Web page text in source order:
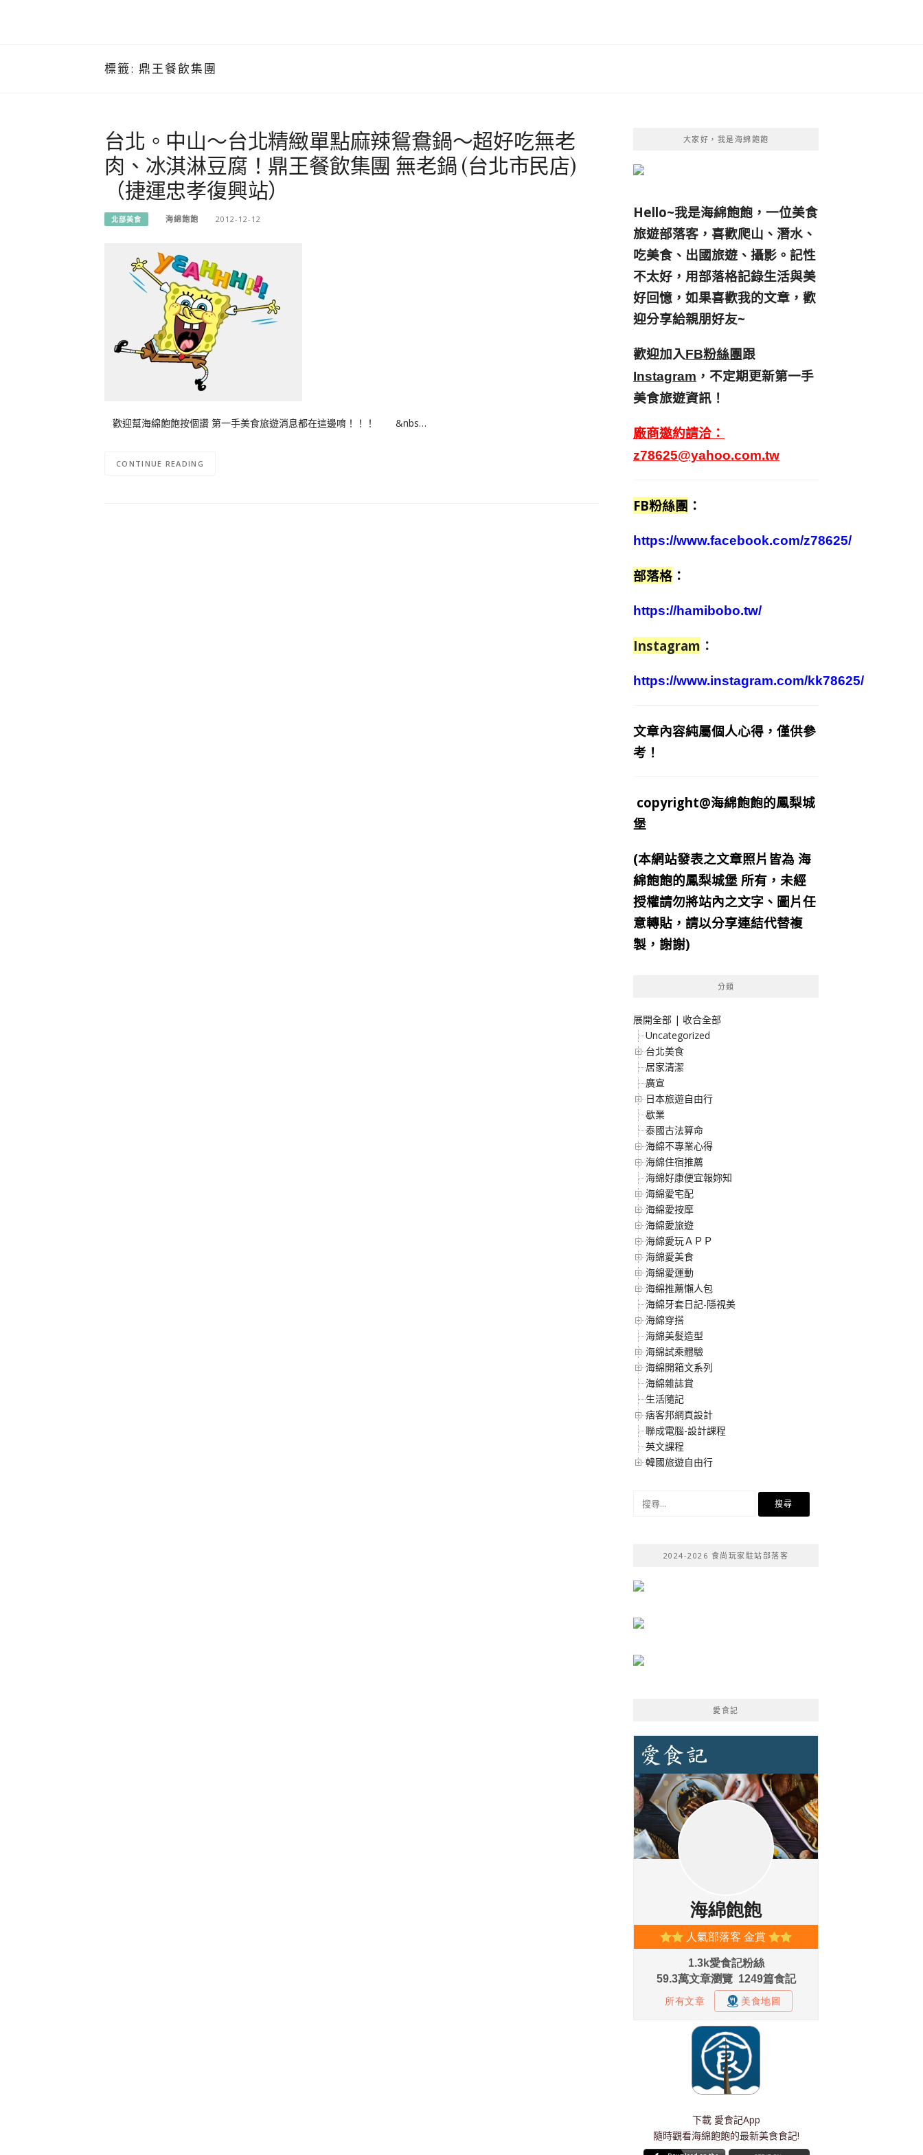
標籤: 鼎王餐飲集團
台北。中山～台北精緻單點麻辣鴛鴦鍋～超好吃無老
肉、冰淇淋豆腐！鼎王餐飲集團 無老鍋 (台北市民店)
（捷運忠孝復興站）
北部美食 海綿飽飽 2012-12-12
歡迎幫海綿飽飽按個讚 第一手美食旅遊消息都在這邊唷！！！ &nbs…
CONTINUE READING
大家好，我是海綿飽飽
Hello~我是海綿飽飽，一位美食
旅遊部落客， 喜歡爬山、潛水、
吃美食、出國旅遊、攝影。 記性
不太好，用部落格記錄生活與美
好回憶， 如果喜歡我的文章，歡
迎分享給親朋好友~
歡迎加入FB粉絲團跟
Instagram ，不定期更新第一手
美食旅遊資訊！
廠商邀約請洽：
z78625@yahoo.com.tw
FB粉絲團 ：
https://www.facebook.com/z78625/
部落格 ：
https://hamibobo.tw/
Instagram ：
https://www.instagram.com/kk78625/
文章內容純屬個人心得，僅供參
考！
copyright@海綿飽飽的鳳梨城
堡
(本網站發表之文章照片皆為 海
綿飽飽的鳳梨城堡 所有，未經
授權請勿將站內之文字、圖片任
意轉貼，請以分享連結代替複
製，謝謝)
分類
展開全部 | 收合全部
Uncategorized
台北美食
居家清潔
廣宣
日本旅遊自由行
歇業
泰國古法算命
海綿不專業心得
海綿住宿推薦
海綿好康便宜報妳知
海綿愛宅配
海綿愛按摩
海綿愛旅遊
海綿愛玩ＡＰＰ
海綿愛美食
海綿愛運動
海綿推薦懶人包
海綿牙套日記-隱視美
海綿穿搭
海綿美髮造型
海綿試乘體驗
海綿開箱文系列
海綿雜誌賞
生活隨記
痞客邦網頁設計
聯成電腦-設計課程
英文課程
韓國旅遊自由行
2024-2026 食尚玩家駐站部落客
愛食記
下載 愛食記App
隨時觀看海綿飽飽的最新美食食記!